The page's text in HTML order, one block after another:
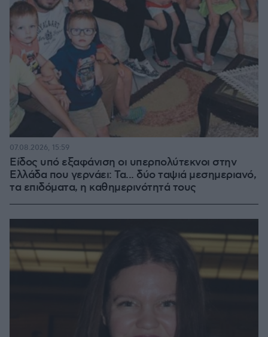
Είδος υπό εξαφάνιση οι υπερπολύτεκνοι στην
Ελλάδα που γερνάει: Τα... δύο ταψιά μεσημεριανό,
τα επιδόματα, η καθημερινότητά τους
07.08.2026, 15:59